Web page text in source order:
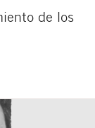
de los